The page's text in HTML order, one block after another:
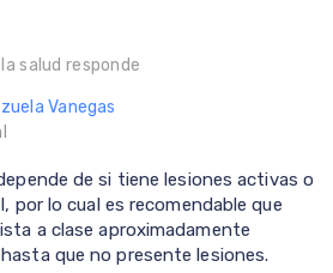
salud responde
Vanegas
de si tiene lesiones activas o
por lo cual es recomendable que
a clase aproximadamente
que no presente lesiones.